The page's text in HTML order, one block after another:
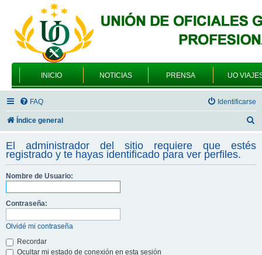
INICIO NOTICIAS PRENSA UO
FAQ Identificarse
Índice general
s
c
El administrador del sitio requiere que estés
registrado y te hayas identificado para ver perfiles.
Nombre de Usuario:
Contraseña:
Olvidé mi contraseña
Recordar
Ocultar mi estado de conexión en esta sesión